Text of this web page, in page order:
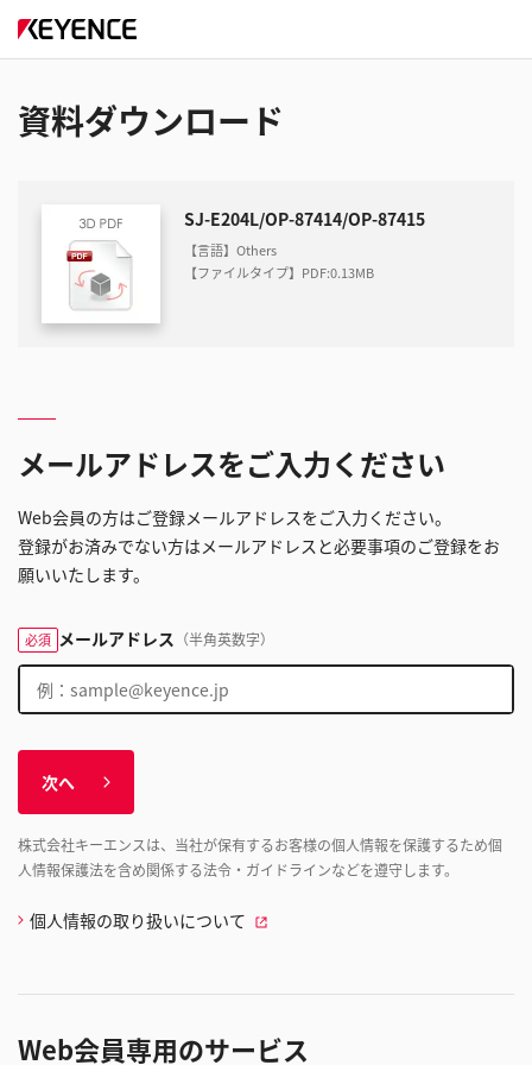
資料ダウンロード
SJ-E204L/OP-87414/OP-87415
【言語】Others
【ファイルタイプ】PDF:0.13MB
メールアドレスをご入力ください
Web会員の方はご登録メールアドレスをご入力ください。
登録がお済みでない方はメールアドレスと必要事項のご登録をお
願いいたします。
必須 メールアドレス （半角英数字）
次へ
株式会社キーエンスは、当社が保有するお客様の個人情報を保護するため個
人情報保護法を含め関係する法令・ガイドラインなどを遵守します。
個人情報の取り扱いについて
Web会員専用のサービス